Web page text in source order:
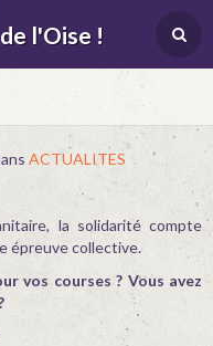
l'Oise !
ACTUALITES
la solidarité compte
épreuve collective.
vos courses ? Vous avez